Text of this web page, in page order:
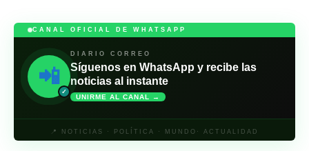
CANAL OFICIAL DE WHATSAPP
📲
✓
DIARIO CORREO
Síguenos en WhatsApp y recibe las
noticias al instante
UNIRME AL CANAL →
📍 NOTICIAS · POLÍTICA · MUNDO· ACTUALIDAD